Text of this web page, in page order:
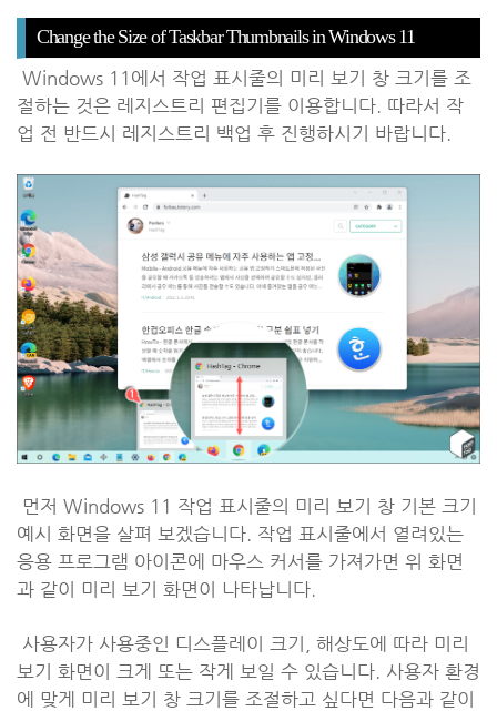
Change the Size of Taskbar Thumbnails in Windows 11
Windows 11에서 작업 표시줄의 미리 보기 창 크기를 조
절하는 것은 레지스트리 편집기를 이용합니다. 따라서 작
업 전 반드시 레지스트리 백업 후 진행하시기 바랍니다.
먼저 Windows 11 작업 표시줄의 미리 보기 창 기본 크기
예시 화면을 살펴 보겠습니다. 작업 표시줄에서 열려있는
응용 프로그램 아이콘에 마우스 커서를 가져가면 위 화면
과 같이 미리 보기 화면이 나타납니다.
사용자가 사용중인 디스플레이 크기, 해상도에 따라 미리
보기 화면이 크게 또는 작게 보일 수 있습니다. 사용자 환경
에 맞게 미리 보기 창 크기를 조절하고 싶다면 다음과 같이